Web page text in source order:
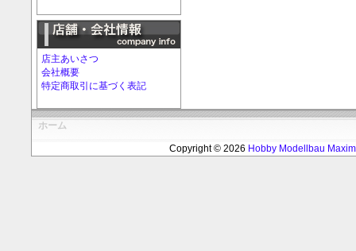
店主あいさつ
会社概要
特定商取引に基づく表記
ホーム
Copyright © 2026 Hobby Modellbau